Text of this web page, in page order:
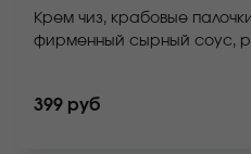
Крем чиз, крабовые
фирменный сырный соус,
заказать имбирь, васаби
входят в стоимость
может отличаться от фото
399 руб